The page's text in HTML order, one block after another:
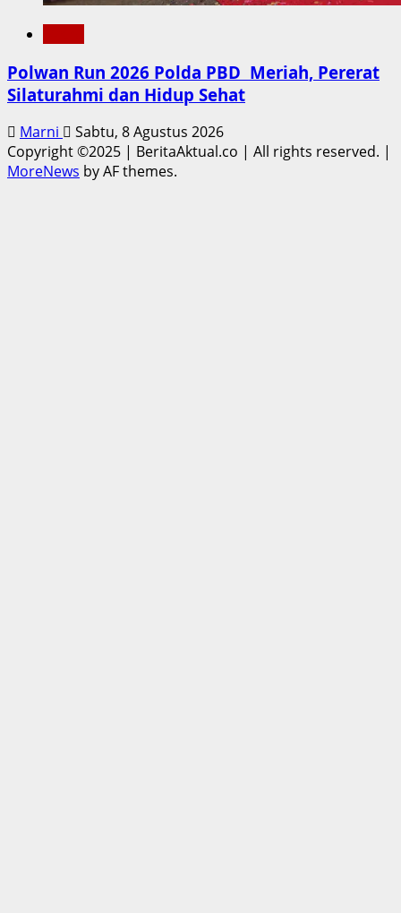
Polwan Run 2026 Polda PBD Meriah, Pererat
Silaturahmi dan Hidup Sehat
Marni
Sabtu, 8 Agustus 2026
Copyright ©2025 | BeritaAktual.co | All rights reserved. |
MoreNews by AF themes.